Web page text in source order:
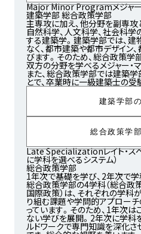
Major Minor Programメジャ
建築学部 総合政策学部
主専攻に加え、他分野を副専攻
自然科学、人文科学、社会科
する建築学。建築学部では、
なく、都市建築や都市デザイン
びます。そのため、総合政策学
双方の分野を学べるメジャー・
また、総合政策学部では建築
とで、卒業時に一級建築士の受
建築学部
総合政策学
Late Specializationレイト・
に学科を選べるシステム）
総合政策学部
1年次で基礎を学び、2年次で学
総合政策学部の4学科（総合政策
国際政策）は、それぞれの学科
り組む課題や学問的アプロー
っています。そのため、1年次
ない学びを展開。2年次に学科
ルドワークで専門知識を深化